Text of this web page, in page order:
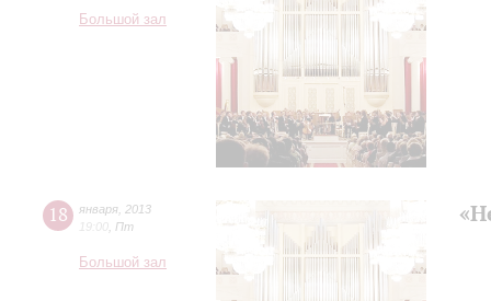
Большой зал
18 января 2013
19:00 Пт
Большой зал